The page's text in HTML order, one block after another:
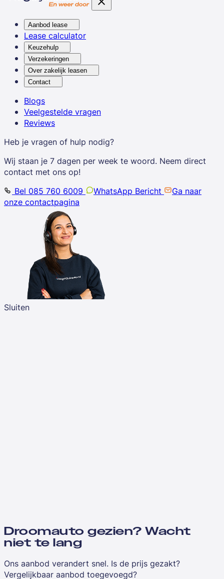
Aanbod lease
Lease calculator
Keuzehulp
Verzekeringen
Over zakelijk leasen
Contact
Blogs
Veelgestelde vragen
Reviews
Heb je vragen of hulp nodig?
Wij staan je 7 dagen per week te woord. Neem direct
contact met ons op!
Bel 085 760 6009
WhatsApp Bericht
Ga naar
onze contactpagina
Sluiten
Droomauto gezien? Wacht
niet te lang
Ons aanbod verandert snel. Is de prijs gezakt?
Vergelijkbaar aanbod toegevoegd?